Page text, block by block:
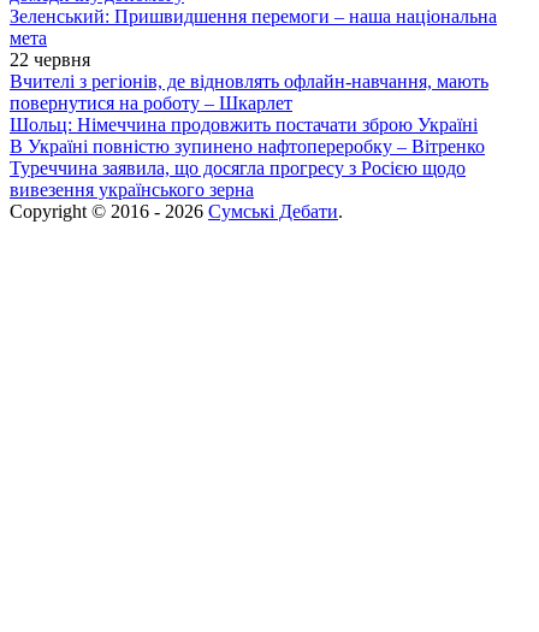
Зеленський: Пришвидшення перемоги – наша національна
мета
22 червня
Вчителі з регіонів, де відновлять офлайн-навчання, мають
повернутися на роботу – Шкарлет
Шольц: Німеччина продовжить постачати зброю Україні
В Україні повністю зупинено нафтопереробку – Вітренко
Туреччина заявила, що досягла прогресу з Росією щодо
вивезення українського зерна
Copyright © 2016 - 2026 Сумські Дебати.